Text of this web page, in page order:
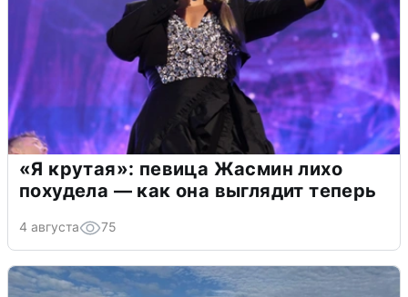
«Я крутая»: певица Жасмин лихо
похудела — как она выглядит теперь
4 августа 75